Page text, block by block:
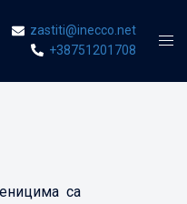
zastiti@inecco.net
+38751201708
са